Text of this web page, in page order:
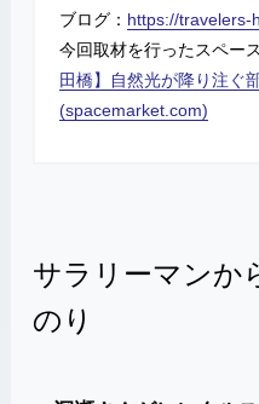
ブログ： https://travelers-
今回取材を行ったスペー
田橋】自然光が降り注
(spacemarket.com)
サラリーマンか
のり